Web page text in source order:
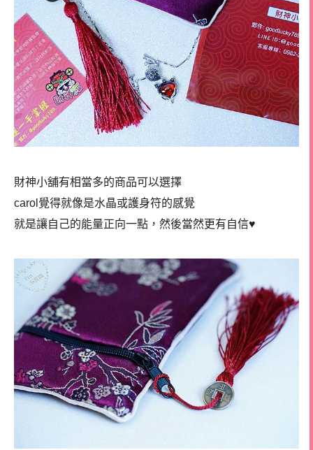
財神小舖有相當多的商品可以選擇
carol覺得就像是水晶或護身符的感覺
就是讓自己的能量正向一點，然後當然更有自信♥